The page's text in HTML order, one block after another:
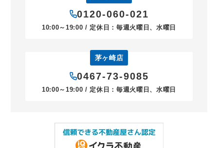
0120-060-021
10:00～19:00 / 定休日：毎週火曜日、水曜日
茅ヶ崎店
0467-73-9085
10:00～19:00 / 定休日：毎週火曜日、水曜日